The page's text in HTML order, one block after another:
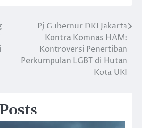
Pj Gubernur DKI Jakarta
Kontra Komnas HAM:
Kontroversi Penertiban
Perkumpulan LGBT di Hutan
Kota UKI